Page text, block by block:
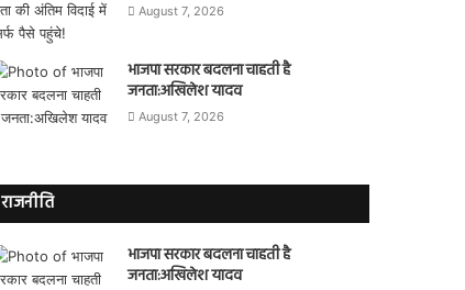
August 7, 2026
भाजपा सरकार बदलना चाहती है
जनता:अखिलेश यादव
August 7, 2026
राजनीति
भाजपा सरकार बदलना चाहती है
जनता:अखिलेश यादव